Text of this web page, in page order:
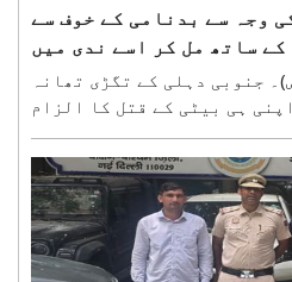
وجہ سے بدنامی کے خوف سے
کے ساتھ مل کر اسے ندی میں
ڈبوکر مار ڈالا
اگست (ہ س)۔ جنوبی دہلی کے تگڑی تھانہ
ہی بیٹی کے قتل کا الزام
تحقیقات میں انکشاف ہوا ہے
حمل کا انکشاف ہونے پر باپ
تھا۔ اس لیے وہ ایک رشتہ
دار..